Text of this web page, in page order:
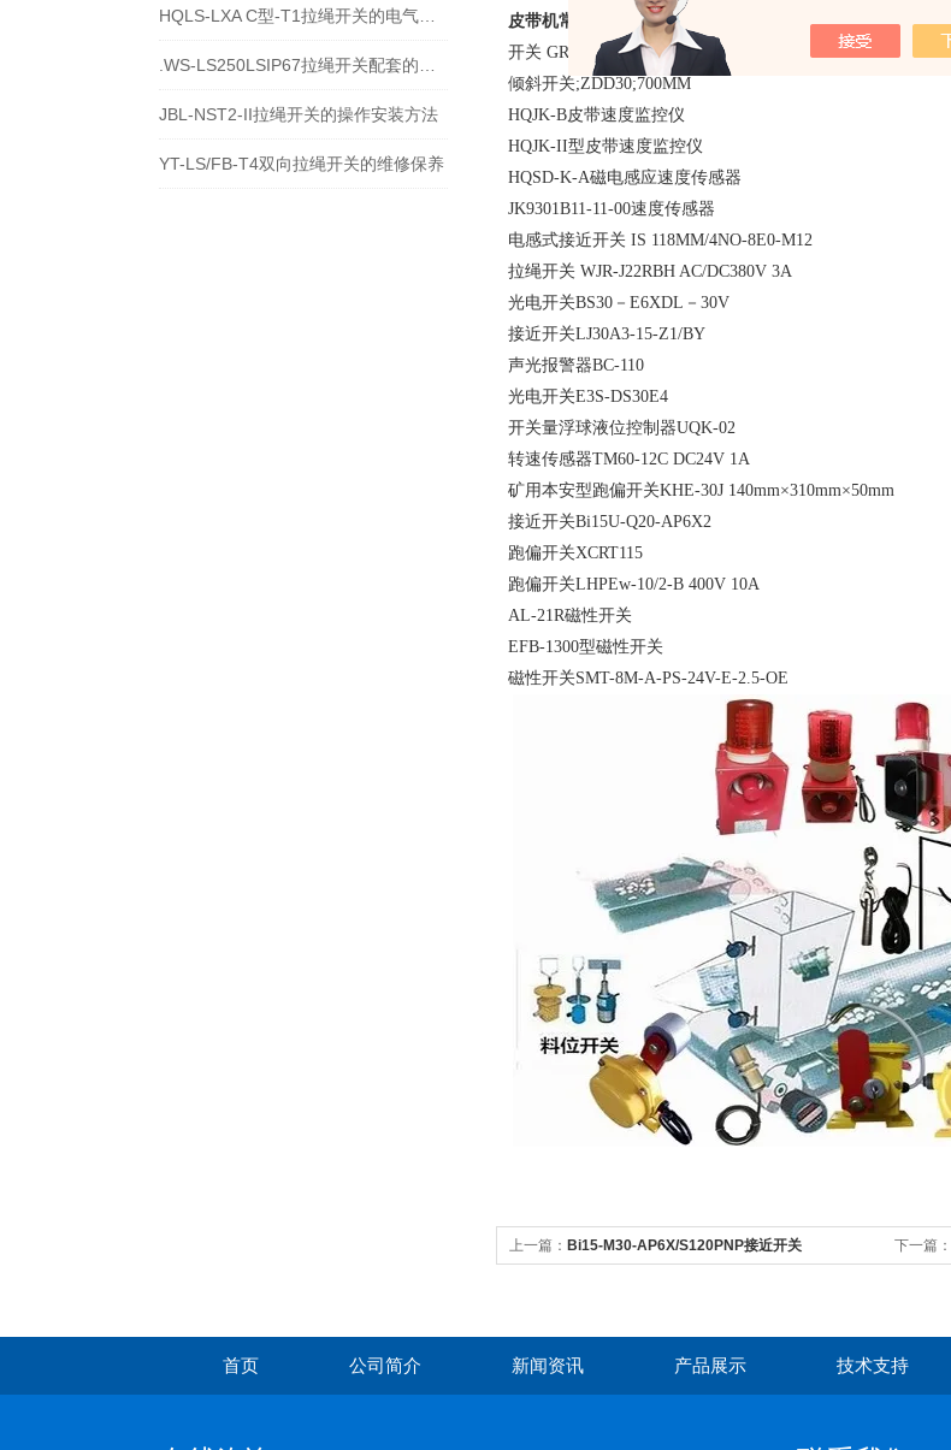
JBL-NST2-II拉绳开关的操作安装方法
YT-LS/FB-T4双向拉绳开关的维修保养
皮带机常用拉绳开关GHFLS
开关 GR-104518/FB
倾斜开关;ZDD30;700MM
HQJK-B皮带速度监控仪
HQJK-II型皮带速度监控仪
HQSD-K-A磁电感应速度传感器
JK9301B11-11-00速度传感器
电感式接近开关 IS 118MM/4NO-8E0-M12
拉绳开关 WJR-J22RBH AC/DC380V 3A
光电开关BS30－E6XDL－30V
接近开关LJ30A3-15-Z1/BY
声光报警器BC-110
光电开关E3S-DS30E4
开关量浮球液位控制器UQK-02
转速传感器TM60-12C DC24V 1A
矿用本安型跑偏开关KHE-30J 140mm×310mm×50mm
接近开关Bi15U-Q20-AP6X2
跑偏开关XCRT115
跑偏开关LHPEw-10/2-B 400V 10A
AL-21R磁性开关
EFB-1300型磁性开关
磁性开关SMT-8M-A-PS-24V-E-2.5-OE
上一篇： Bi15-M30-AP6X/S120PNP接近开关 下一篇：
首页 公司简介 新闻资讯 产品展示 技术支持